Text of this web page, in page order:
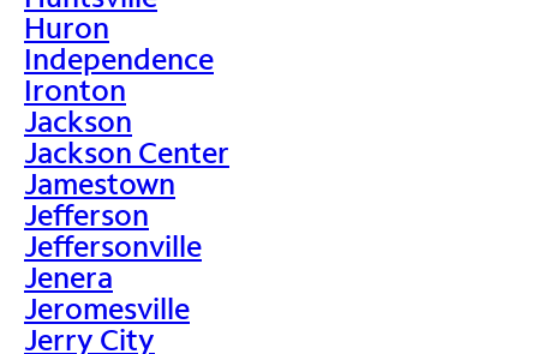
Huron
Independence
Ironton
Jackson
Jackson Center
Jamestown
Jefferson
Jeffersonville
Jenera
Jeromesville
Jerry City